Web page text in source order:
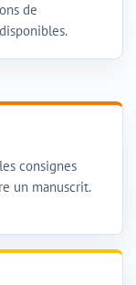
de
consignes
un manuscrit.